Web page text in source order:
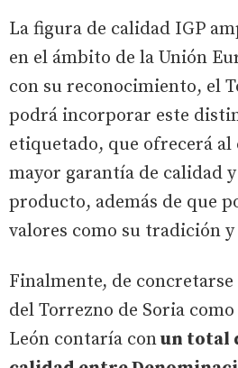
La figura de calidad IGP
en el ámbito de la Unión
con su reconocimiento, el
podrá incorporar este
etiquetado, que ofrecerá
mayor garantía de calidad
producto, además de que
valores como su tradición
Finalmente, de
del Torrezno de Soria
León contaría conun total